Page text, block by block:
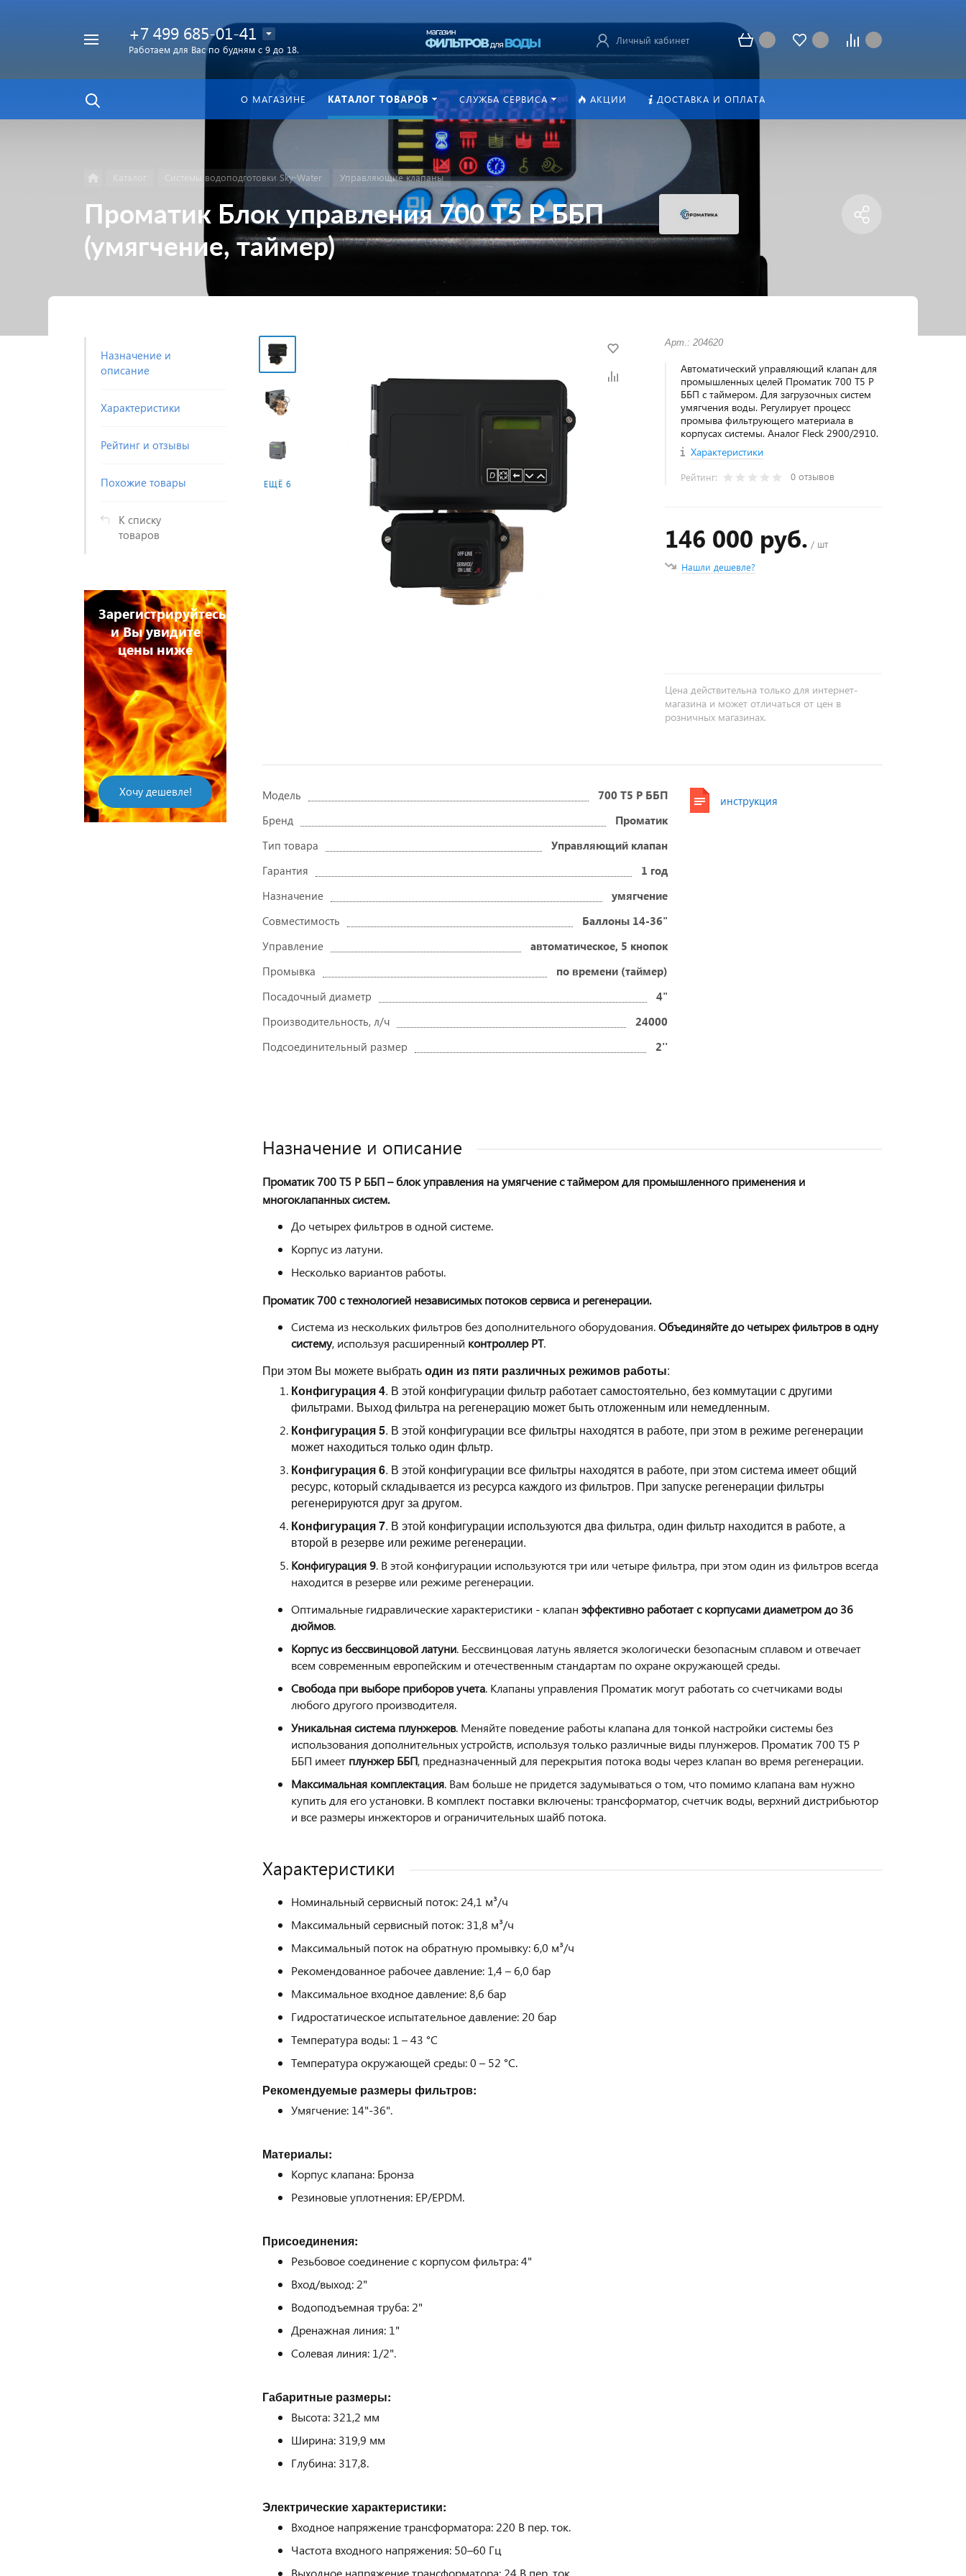
+7 499 685-01-41
Работаем для Вас по будням с 9 до 18.
Личный кабинет
О МАГАЗИНЕ КАТАЛОГ ТОВАРОВ СЛУЖБА СЕРВИСА АКЦИИ ДОСТАВКА И ОПЛАТА
Системы водоподготовки Sky-Water Управляющие клапаны
Проматик Блок управления 700 Т5 Р ББП
(умягчение, таймер)
Назначение и
описание
Характеристики
Рейтинг и отзывы
Похожие товары
К списку
товаров
Зарегистрируйтесь
и Вы увидите
цены ниже
Хочу дешевле!
ЕЩЁ 6
Арт.: 204620
Автоматический управляющий клапан для
промышленных целей Проматик 700 Т5 Р
ББП с таймером. Для загрузочных систем
умягчения воды. Регулирует процесс
промыва фильтрующего материала в
корпусах системы. Аналог Fleck 2900/2910.
Характеристики
Рейтинг: 0 отзывов
146 000 руб. / шт
Нашли дешевле?
Цена действительна только для интернет-
магазина и может отличаться от цен в
розничных магазинах.
Модель
700 Т5 Р ББП
Бренд
Проматик
Тип товара
Управляющий клапан
Гарантия
1 год
Назначение
умягчение
Совместимость
Баллоны 14-36"
Управление
автоматическое, 5 кнопок
Промывка
по времени (таймер)
Посадочный диаметр
4"
Производительность, л/ч
24000
Подсоединительный размер
2''
инструкция
Назначение и описание
Проматик 700 Т5 Р ББП – блок управления на умягчение с таймером для промышленного применения и
многоклапанных систем.
До четырех фильтров в одной системе.
Корпус из латуни.
Несколько вариантов работы.
Проматик 700 с технологией независимых потоков сервиса и регенерации.
Система из нескольких фильтров без дополнительного оборудования.Объединяйте до четырех фильтров в одну
систему, используя расширенный контроллер РТ.
При этом Вы можете выбратьодин из пяти различных режимов работы:
Конфигурация 4. В этой конфигурации фильтр работает самостоятельно, без коммутации с другими
фильтрами. Выход фильтра на регенерацию может быть отложенным или немедленным.
Конфигурация 5. В этой конфигурации все фильтры находятся в работе, при этом в режиме регенерации
может находиться только один фльтр.
Конфигурация 6. В этой конфигурации все фильтры находятся в работе, при этом система имеет общий
ресурс, который складывается из ресурса каждого из фильтров. При запуске регенерации фильтры
регенерируются друг за другом.
Конфигурация 7. В этой конфигурации используются два фильтра, один фильтр находится в работе, а
второй в резерве или режиме регенерации.
Конфигурация 9. В этой конфигурации используются три или четыре фильтра, при этом один из фильтров всегда
находится в резерве или режиме регенерации.
Оптимальные гидравлические характеристики - клапан эффективно работает с корпусами диаметром до 36
дюймов.
Корпус из бессвинцовой латуни. Бессвинцовая латунь является экологически безопасным сплавом и отвечает
всем современным европейским и отечественным стандартам по охране окружающей среды.
Свобода при выборе приборов учета. Клапаны управления Проматик могут работать со счетчиками воды
любого другого производителя.
Уникальная система плунжеров. Меняйте поведение работы клапана для тонкой настройки системы без
использования дополнительных устройств, используя только различные виды плунжеров. Проматик 700 Т5 Р
ББП имеет плунжер ББП, предназначенный для перекрытия потока воды через клапан во время регенерации.
Максимальная комплектация. Вам больше не придется задумываться о том, что помимо клапана вам нужно
купить для его установки. В комплект поставки включены: трансформатор, счетчик воды, верхний дистрибьютор
и все размеры инжекторов и ограничительных шайб потока.
Характеристики
Номинальный сервисный поток: 24,1 м³/ч
Максимальный сервисный поток: 31,8 м³/ч
Максимальный поток на обратную промывку: 6,0 м³/ч
Рекомендованное рабочее давление: 1,4 – 6,0 бар
Максимальное входное давление: 8,6 бар
Гидростатическое испытательное давление: 20 бар
Температура воды: 1 – 43 °C
Температура окружающей среды: 0 – 52 °C.
Рекомендуемые размеры фильтров:
Умягчение: 14"-36".
Материалы:
Корпус клапана: Бронза
Резиновые уплотнения: EP/EPDM.
Присоединения:
Резьбовое соединение с корпусом фильтра: 4"
Вход/выход: 2"
Водоподъемная труба: 2"
Дренажная линия: 1"
Солевая линия: 1/2".
Габаритные размеры:
Высота: 321,2 мм
Ширина: 319,9 мм
Глубина: 317,8.
Электрические характеристики:
Входное напряжение трансформатора: 220 В пер. ток.
Частота входного напряжения: 50–60 Гц
Выходное напряжение трансформатора: 24 В пер. ток.